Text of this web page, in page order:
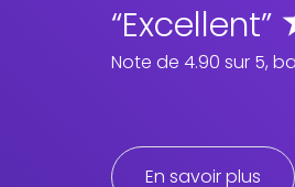
“Excellent”
Note de 4.90 sur 5,
En savoir plus